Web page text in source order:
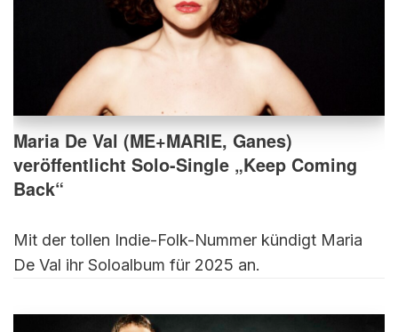
Maria De Val (ME+MARIE, Ganes)
veröffentlicht Solo-Single „Keep Coming
Back“
Mit der tollen Indie-Folk-Nummer kündigt Maria
De Val ihr Soloalbum für 2025 an.